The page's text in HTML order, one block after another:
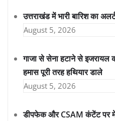
उत्तराखंड में भारी बारिश का
August 5, 2026
गाजा से सेना हटाने से इजरायल
हमास पूरी तरह हथियार डाले
August 5, 2026
डीपफेक और CSAM कंटेंट पर